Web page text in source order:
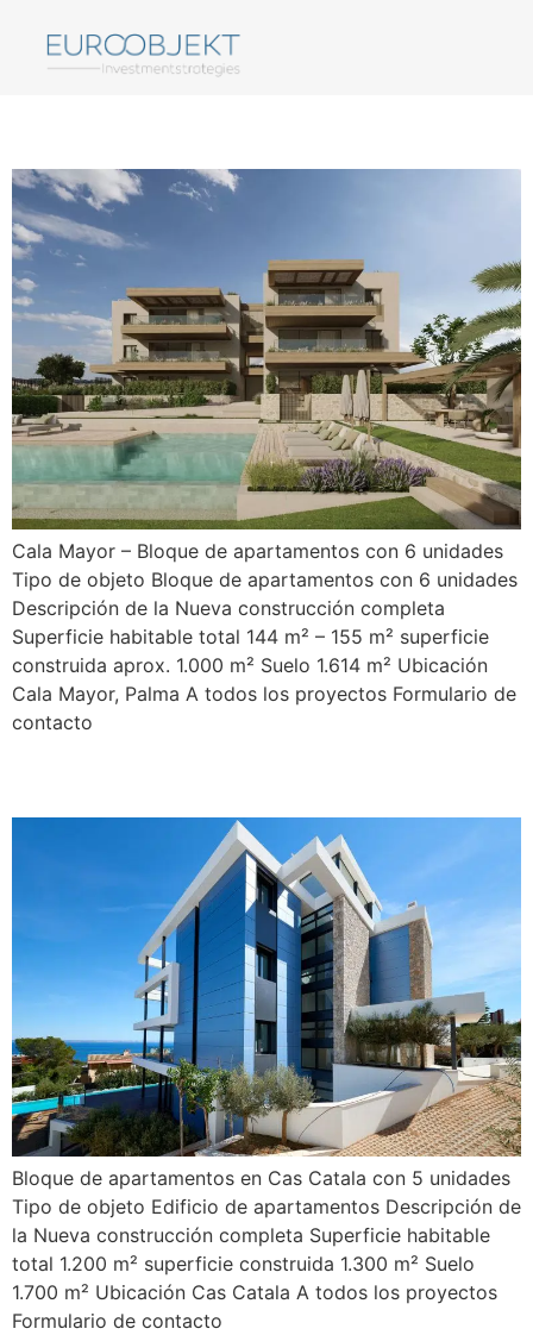
Cala Mayor – Bloque de apartamentos con 6 unidades
Tipo de objeto Bloque de apartamentos con 6 unidades
Descripción de la Nueva construcción completa
Superficie habitable total 144 m² – 155 m² superficie
construida aprox. 1.000 m² Suelo 1.614 m² Ubicación
Cala Mayor, Palma A todos los proyectos Formulario de
contacto
Bloque de apartamentos en Cas Catala con 5 unidades
Tipo de objeto Edificio de apartamentos Descripción de
la Nueva construcción completa Superficie habitable
total 1.200 m² superficie construida 1.300 m² Suelo
1.700 m² Ubicación Cas Catala A todos los proyectos
Formulario de contacto